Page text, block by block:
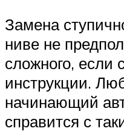
Замена
ниве не
сложного, если
инструкции.
начинающий
справится с